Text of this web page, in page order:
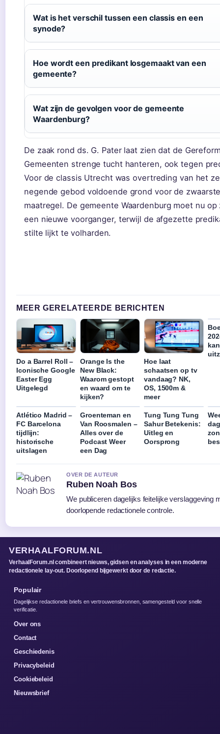
Wat is het verschil tussen een classis en een
synode?
Hoe wordt een predikant losgemaakt van een
gemeente?
Wat zijn de gevolgen voor de gemeente
Waardenburg?
De zaak rond ds. G. Pater laat zien dat de
Gemeenten strenge tucht hanteren, ook tegen
Voor de classis Utrecht was overtreding van het
negende gebod voldoende grond voor de
maatregel. De gemeente Waardenburg moet nu op
een nieuwe voorganger, terwijl de afgezette
stilte lijkt te volharden.
MEER GERELATEERDE BERICHTEN
Do a Barrel Roll –
Iconische Google
Easter Egg
Uitgelegd
Orange Is the
New Black:
Waarom gestopt
en waard om te
kijken?
Hoe laat
schaatsen op tv
vandaag? NK,
OS, 1500m &
meer
Atlético Madrid –
FC Barcelona
tijdlijn:
historische
uitslagen
Groenteman en
Van Roosmalen –
Alles over de
Podcast Weer
een Dag
Tung Tung Tung
Sahur Betekenis:
Uitleg en
Oorsprong
OVER DE AUTEUR
Ruben Noah Bos
We publiceren dagelijks feitelijke verslaggeving
doorlopende redactionele controle.
VERHAALFORUM.NL
VerhaalForum.nl combineert nieuws, gidsen en analyses in een moderne
redactionele lay-out. Doorlopend bijgewerkt door de redactie.
Populair
Dagelijkse redactionele briefs en vertrouwensbronnen, samengesteld voor snelle
verificatie.
Over ons
Contact
Geschiedenis
Privacybeleid
Cookiebeleid
Nieuwsbrief